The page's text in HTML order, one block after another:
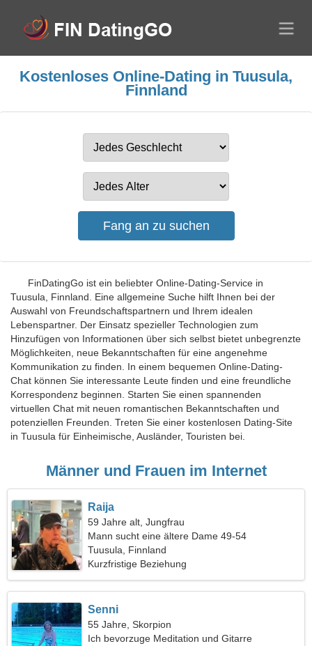
Kostenloses Online-Dating in Tuusula,
Finnland
FinDatingGo ist ein beliebter Online-Dating-Service in
Tuusula, Finnland. Eine allgemeine Suche hilft Ihnen bei der
Auswahl von Freundschaftspartnern und Ihrem idealen
Lebenspartner. Der Einsatz spezieller Technologien zum
Hinzufügen von Informationen über sich selbst bietet unbegrenzte
Möglichkeiten, neue Bekanntschaften für eine angenehme
Kommunikation zu finden. In einem bequemen Online-Dating-
Chat können Sie interessante Leute finden und eine freundliche
Korrespondenz beginnen. Starten Sie einen spannenden
virtuellen Chat mit neuen romantischen Bekanntschaften und
potenziellen Freunden. Treten Sie einer kostenlosen Dating-Site
in Tuusula für Einheimische, Ausländer, Touristen bei.
Männer und Frauen im Internet
Raija
59 Jahre alt, Jungfrau
Mann sucht eine ältere Dame 49-54
Tuusula, Finnland
Kurzfristige Beziehung
Senni
55 Jahre, Skorpion
Ich bevorzuge Meditation und Gitarre